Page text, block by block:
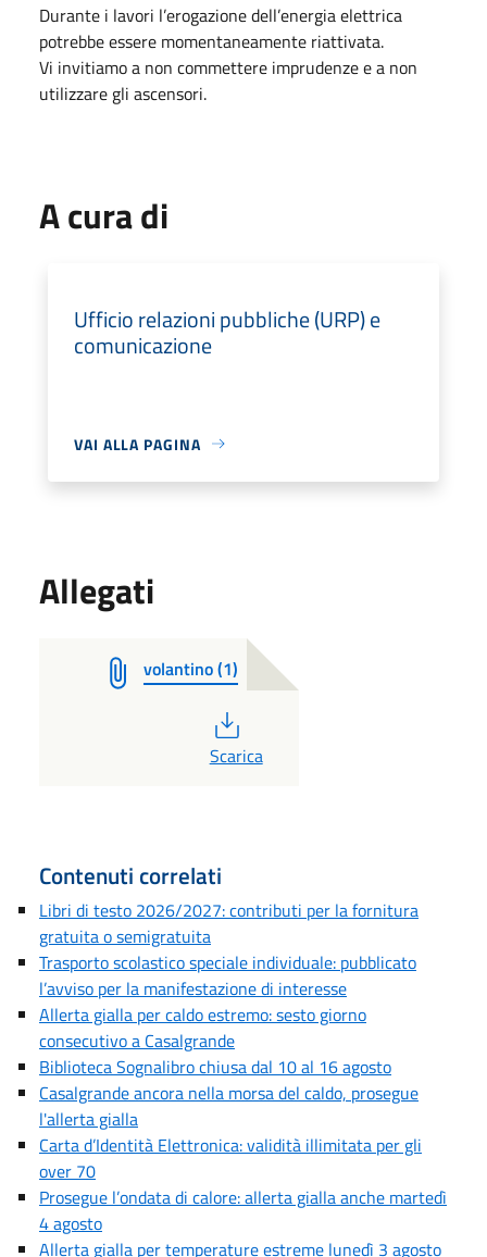
Durante i lavori l’erogazione dell’energia elettrica
potrebbe essere momentaneamente riattivata.
Vi invitiamo a non commettere imprudenze e a non
utilizzare gli ascensori.
A cura di
Ufficio relazioni pubbliche (URP) e
comunicazione
VAI ALLA PAGINA
Allegati
volantino (1)
PDF
Scarica
Contenuti correlati
Libri di testo 2026/2027: contributi per la fornitura
gratuita o semigratuita
Trasporto scolastico speciale individuale: pubblicato
l’avviso per la manifestazione di interesse
Allerta gialla per caldo estremo: sesto giorno
consecutivo a Casalgrande
Biblioteca Sognalibro chiusa dal 10 al 16 agosto
Casalgrande ancora nella morsa del caldo, prosegue
l'allerta gialla
Carta d’Identità Elettronica: validità illimitata per gli
over 70
Prosegue l’ondata di calore: allerta gialla anche martedì
4 agosto
Allerta gialla per temperature estreme lunedì 3 agosto